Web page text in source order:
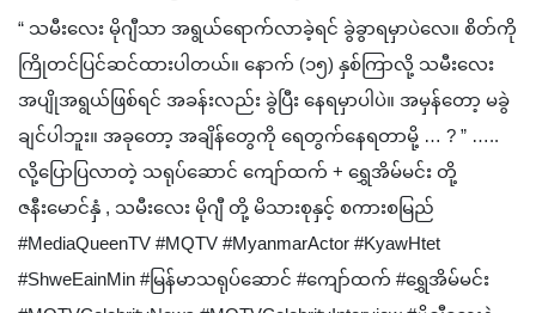
“ သမီးလေး မိုဂျီသာ အရွယ်ရောက်လာခဲ့ရင် ခွဲခွာရမှာပဲလေ။ စိတ်ကို
ကြိုတင်ပြင်ဆင်ထားပါတယ်။ နောက် (၁၅) နှစ်ကြာလို့ သမီးလေး
အပျိုအရွယ်ဖြစ်ရင် အခန်းလည်း ခွဲပြီး နေရမှာပါပဲ။ အမှန်တော့ မခွဲ
ချင်ပါဘူး။ အခုတော့ အချိန်‌တွေကို ရေတွက်နေရတာမို့ … ? ” …..
လို့ပြောပြလာတဲ့ သရုပ်ဆောင် ကျော်ထက် + ရွှေအိမ်မင်း တို့
ဇနီးမောင်နှံ , သမီးလေး မိုဂျီ တို့ မိသားစုနှင့် စကားစမြည်
#MediaQueenTV #MQTV #MyanmarActor #KyawHtet
#ShweEainMin #မြန်မာသရုပ်ဆောင် #ကျော်ထက် #ရွှေအိမ်မင်း